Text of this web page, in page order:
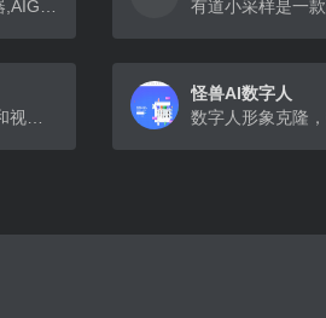
万兴播爆-数字人短视频营销神器,AIGC”真人”短视频出海营销神器
B站推出的免费AI数字分身定制和视频创作工具
怪兽AI数字人